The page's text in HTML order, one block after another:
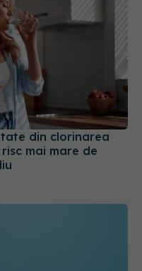
mai mare de